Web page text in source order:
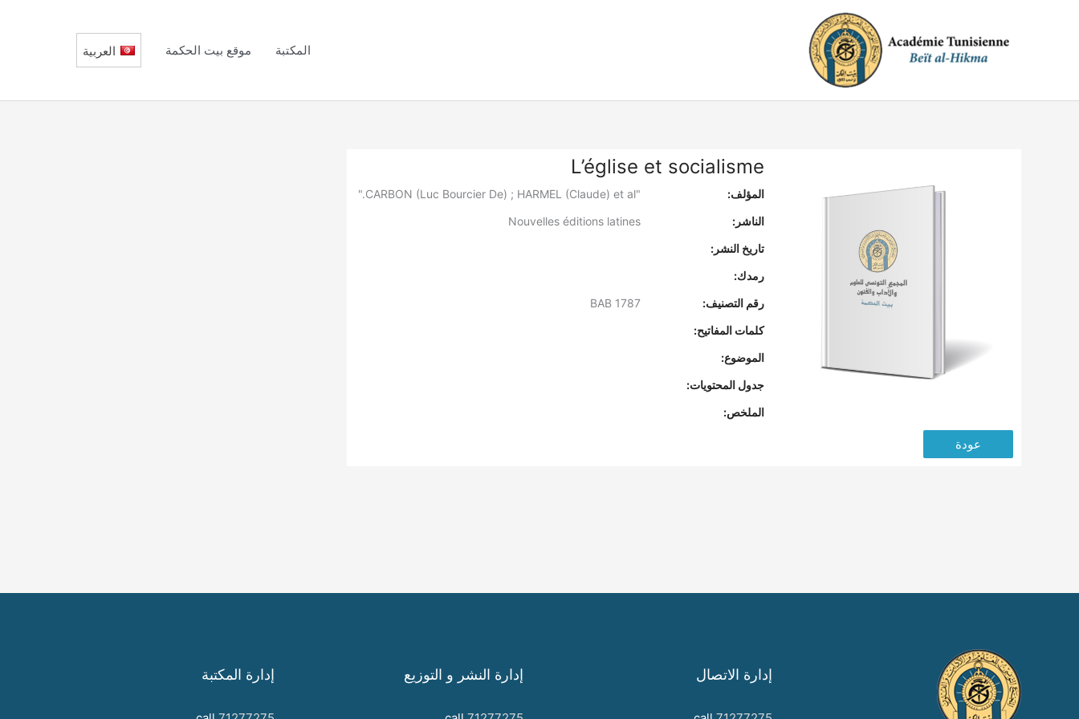
المكتبة موقع بيت الحكمة العربية
L’église et socialisme
المؤلف:
"CARBON (Luc Bourcier De) ; HARMEL (Claude) et al."
الناشر:
تاريخ النشر:
رمدك:
رقم التصنيف:
كلمات المفاتيح:
الموضوع:
جدول المحتويات:
الملخص:
عودة
إدارة الاتصال إدارة النشر و التوزيع إدارة المكتبة